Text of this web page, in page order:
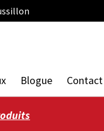
Blogue Contact